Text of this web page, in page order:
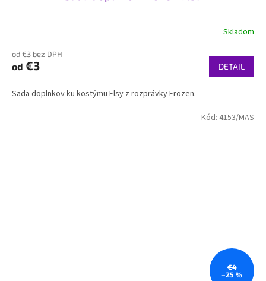
Skladom
od €3 bez DPH
od €3 DETAIL
Sada doplnkov ku kostýmu Elsy z rozprávky Frozen.
€4
–25 %
Kód: 4153/MAS